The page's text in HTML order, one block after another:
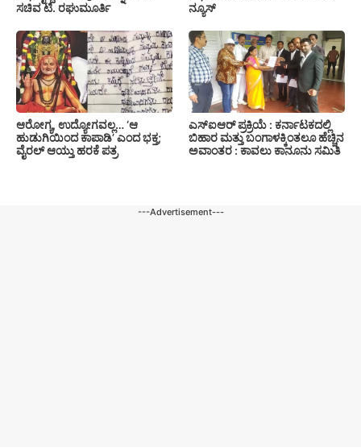
ಸಚಿವ ಟಿ. ರಘುಮೂರ್ತಿ
ನ್ಯೂಸ್
ಆರೋಗ್ಯ, ಉದ್ಯೋಗವಲ್ಲ… ‘ಆ
ಹುಡುಗಿಯಿಂದ ಕಾಪಾಡಿ’ ಎಂದ ಭಕ್ತ;
ವೈರಲ್ ಆಯ್ತು ಹರಕೆ ಪತ್ರ
ಎಸ್‍ಐಆರ್ ಪ್ರಕ್ರಿಯೆ : ಕರ್ನಾಟಕದಲ್ಲಿ
ಬಿಹಾರ ಮತ್ತು ಬಂಗಾಳಕ್ಕಿಂತಲೂ ಹೆಚ್ಚಿನ
ಅವಾಂತರ : ಕಾವಲು ಕಾನೂನು ಸಮಿತಿ
---Advertisement---